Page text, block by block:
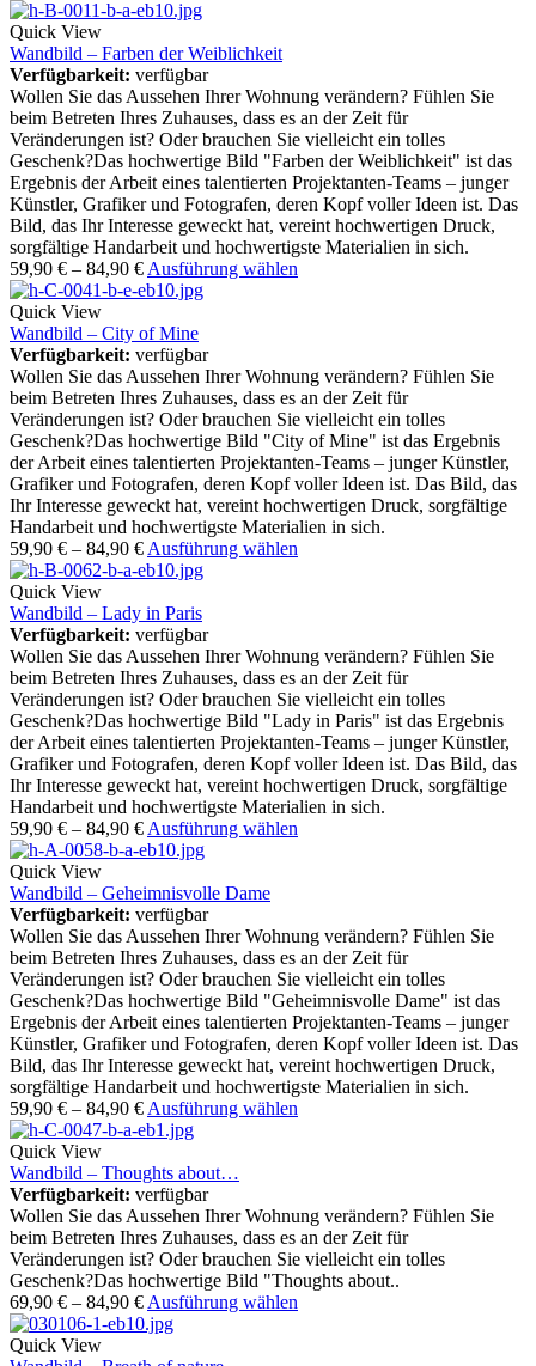
Quick View
Wandbild – Farben der Weiblichkeit
Verfügbarkeit: verfügbar
Wollen Sie das Aussehen Ihrer Wohnung verändern? Fühlen Sie
beim Betreten Ihres Zuhauses, dass es an der Zeit für
Veränderungen ist? Oder brauchen Sie vielleicht ein tolles
Geschenk?Das hochwertige Bild "Farben der Weiblichkeit" ist das
Ergebnis der Arbeit eines talentierten Projektanten-Teams – junger
Künstler, Grafiker und Fotografen, deren Kopf voller Ideen ist. Das
Bild, das Ihr Interesse geweckt hat, vereint hochwertigen Druck,
sorgfältige Handarbeit und hochwertigste Materialien in sich.
59,90 € – 84,90 € Ausführung wählen
Quick View
Wandbild – City of Mine
Verfügbarkeit: verfügbar
Wollen Sie das Aussehen Ihrer Wohnung verändern? Fühlen Sie
beim Betreten Ihres Zuhauses, dass es an der Zeit für
Veränderungen ist? Oder brauchen Sie vielleicht ein tolles
Geschenk?Das hochwertige Bild "City of Mine" ist das Ergebnis
der Arbeit eines talentierten Projektanten-Teams – junger Künstler,
Grafiker und Fotografen, deren Kopf voller Ideen ist. Das Bild, das
Ihr Interesse geweckt hat, vereint hochwertigen Druck, sorgfältige
Handarbeit und hochwertigste Materialien in sich.
59,90 € – 84,90 € Ausführung wählen
Quick View
Wandbild – Lady in Paris
Verfügbarkeit: verfügbar
Wollen Sie das Aussehen Ihrer Wohnung verändern? Fühlen Sie
beim Betreten Ihres Zuhauses, dass es an der Zeit für
Veränderungen ist? Oder brauchen Sie vielleicht ein tolles
Geschenk?Das hochwertige Bild "Lady in Paris" ist das Ergebnis
der Arbeit eines talentierten Projektanten-Teams – junger Künstler,
Grafiker und Fotografen, deren Kopf voller Ideen ist. Das Bild, das
Ihr Interesse geweckt hat, vereint hochwertigen Druck, sorgfältige
Handarbeit und hochwertigste Materialien in sich.
59,90 € – 84,90 € Ausführung wählen
Quick View
Wandbild – Geheimnisvolle Dame
Verfügbarkeit: verfügbar
Wollen Sie das Aussehen Ihrer Wohnung verändern? Fühlen Sie
beim Betreten Ihres Zuhauses, dass es an der Zeit für
Veränderungen ist? Oder brauchen Sie vielleicht ein tolles
Geschenk?Das hochwertige Bild "Geheimnisvolle Dame" ist das
Ergebnis der Arbeit eines talentierten Projektanten-Teams – junger
Künstler, Grafiker und Fotografen, deren Kopf voller Ideen ist. Das
Bild, das Ihr Interesse geweckt hat, vereint hochwertigen Druck,
sorgfältige Handarbeit und hochwertigste Materialien in sich.
59,90 € – 84,90 € Ausführung wählen
Quick View
Wandbild – Thoughts about…
Verfügbarkeit: verfügbar
Wollen Sie das Aussehen Ihrer Wohnung verändern? Fühlen Sie
beim Betreten Ihres Zuhauses, dass es an der Zeit für
Veränderungen ist? Oder brauchen Sie vielleicht ein tolles
Geschenk?Das hochwertige Bild "Thoughts about..
69,90 € – 84,90 € Ausführung wählen
Quick View